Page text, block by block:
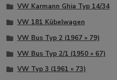
VW Karmann Ghia Typ 14/34
VW 181 Kübelwagen
VW Bus Typ 2 (1967 » 79)
VW Bus Typ 2/1 (1950 » 67)
VW Typ 3 (1961 » 73)